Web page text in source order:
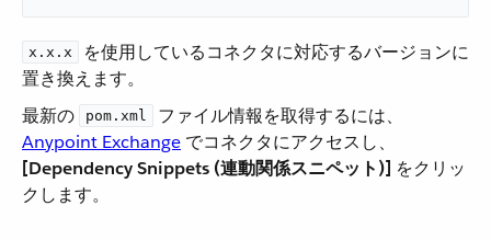
x.x.x
​ を使用しているコネクタに対応するバージョンに
置き換えます。
最新の ​
pom.xml
​ ファイル情報を取得するには、​
Anypoint Exchange ​ でコネクタにアクセスし、​
[Dependency Snippets (連動関係スニペット)] ​ をクリッ
クします。